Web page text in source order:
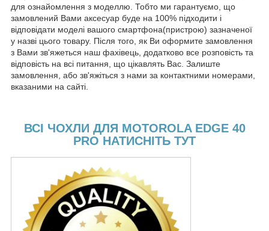
для ознайомлення з моделлю. Тобто ми гарантуємо, що
замовлений Вами аксесуар буде на 100% підходити і
відповідати моделі вашого смартфона(пристрою) зазначеної
у назві цього товару. Після того, як Ви оформите замовлення
з Вами зв'яжеться наш фахівець, додатково все розповість та
відповість на всі питання, що цікавлять Вас. Залиште
замовлення, або зв'яжіться з нами за контактними номерами,
вказаними на сайті.
ВСІ ЧОХЛИ ДЛЯ MOTOROLA EDGE 40
PRO НАТИСНІТЬ ТУТ